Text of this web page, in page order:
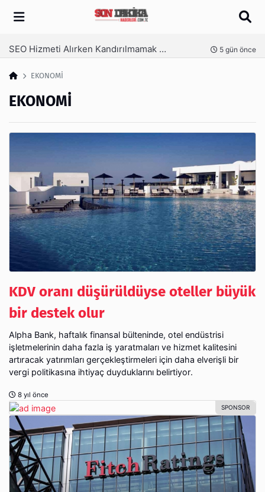
Arama
SEO Hizmeti Alırken Kandırılmamak İçin Bilinmesi Gerekenler 5 gün önce
EKONOMİ
EKONOMİ
KDV oranı düşürüldüyse oteller büyük
bir destek olur
Alpha Bank, haftalık finansal bülteninde, otel endüstrisi
işletmelerinin daha fazla iş yaratmaları ve hizmet kalitesini
artıracak yatırımları gerçekleştirmeleri için daha elverişli bir
vergi politikasına ihtiyaç duyduklarını belirtiyor.
8 yıl önce